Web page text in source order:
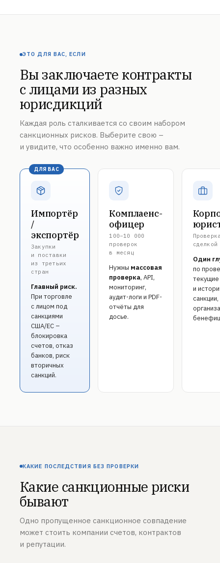
ЭТО ДЛЯ ВАС, ЕСЛИ
Вы заключаете контракты
с лицами из разных
юрисдикций
Каждая роль сталкивается со своим набором
санкционных рисков. Выберите свою –
и увидите, что особенно важно именно вам.
ДЛЯ ВАС
Импортёр
/
экспортёр
Закупки
и поставки
из третьих
стран
Главный риск.
При торговле
с лицом под
санкциями
США/ЕС –
блокировка
счетов, отказ
банков, риск
вторичных
санкций.
Комплаенс-
офицер
100–10 000
проверок
в месяц
Нужны массовая
проверка, API,
мониторинг,
аудит-логи и PDF-
отчёты для
досье.
сделкой
Один
по
текущие
и
КАКИЕ ПОСЛЕДСТВИЯ БЕЗ ПРОВЕРКИ
Какие санкционные риски
бывают
Одно пропущенное санкционное совпадение
может стоить компании счетов, контрактов
и репутации.